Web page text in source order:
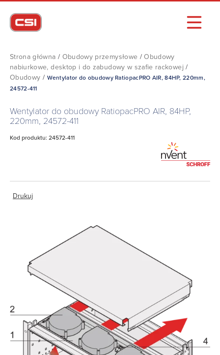
Strona główna / Obudowy przemysłowe /Obudowy
nabiurkowe, desktop i do zabudowy w szafie rackowej /
Obudowy / Wentylator do obudowy RatiopacPRO AIR, 84HP, 220mm,
24572-411
Wentylator do obudowy RatiopacPRO AIR, 84HP,
220mm, 24572-411
Kod produktu: 24572-411
Drukuj